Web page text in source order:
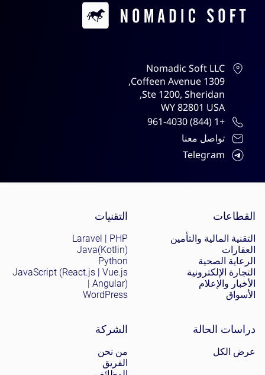
Contacts
Nomadic Soft LLC
1309 Coffeen Avenue,
Ste 1200, Sheridan,
WY 82801 USA
+1 (844) 961-4030
تواصل معنا
Telegram
Site menu
القطاعات
التقنية المالية والتأمين
العقارات
الرعاية الصحية
التجارة الإلكترونية
الأخبار والإعلام
الأسواق
التقنيات
Laravel | PHP
Java(Kotlin)
Python
JavaScript (React.js | Vue.js
| Angular)
WordPress
دراسات الحالة
عرض الكل
الشركة
من نحن
الفريق